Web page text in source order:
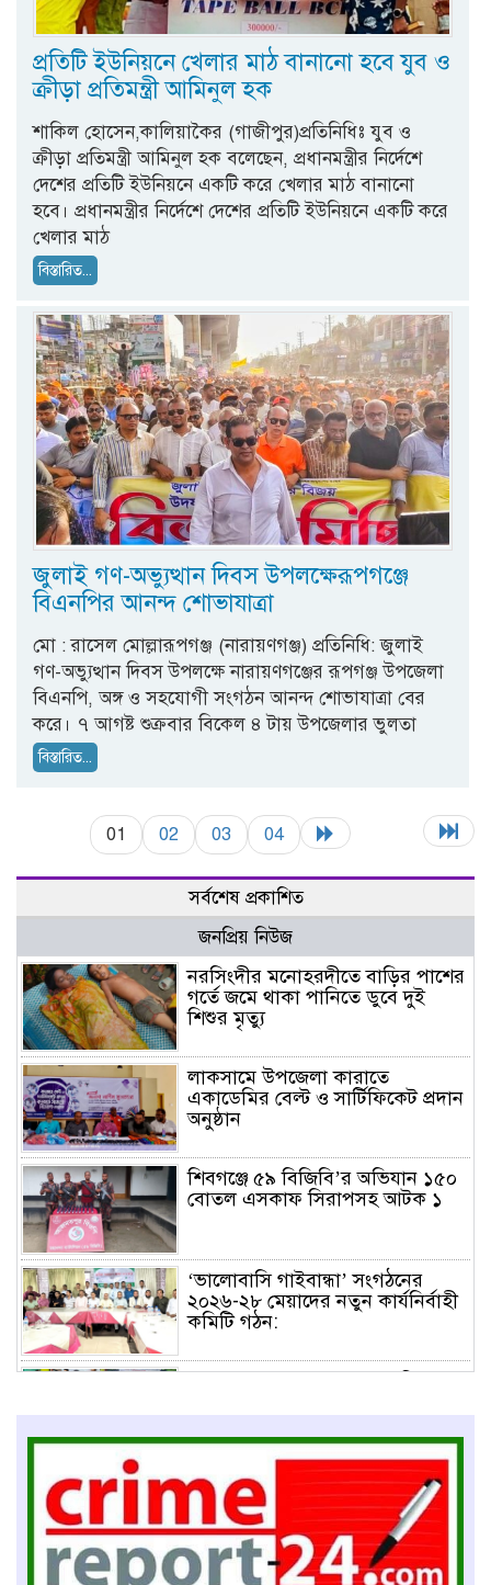
প্রতিটি ইউনিয়নে খেলার মাঠ বানানো হবে যুব ও
ক্রীড়া প্রতিমন্ত্রী আমিনুল হক
শাকিল হোসেন,কালিয়াকৈর (গাজীপুর)প্রতিনিধিঃ যুব ও
ক্রীড়া প্রতিমন্ত্রী আমিনুল হক বলেছেন, প্রধানমন্ত্রীর নির্দেশে
দেশের প্রতিটি ইউনিয়নে একটি করে খেলার মাঠ বানানো
হবে। প্রধানমন্ত্রীর নির্দেশে দেশের প্রতিটি ইউনিয়নে একটি করে
খেলার মাঠ
বিস্তারিত...
জুলাই গণ-অভ্যুত্থান দিবস উপলক্ষেরূপগঞ্জে
বিএনপির আনন্দ শোভাযাত্রা
মো : রাসেল মোল্লারূপগঞ্জ (নারায়ণগঞ্জ) প্রতিনিধি: জুলাই
গণ-অভ্যুত্থান দিবস উপলক্ষে নারায়ণগঞ্জের রূপগঞ্জ উপজেলা
বিএনপি, অঙ্গ ও সহযোগী সংগঠন আনন্দ শোভাযাত্রা বের
করে। ৭ আগষ্ট শুক্রবার বিকেল ৪ টায় উপজেলার ভুলতা
বিস্তারিত...
01 02 03 04
সর্বশেষ প্রকাশিত
জনপ্রিয় নিউজ
নরসিংদীর মনোহরদীতে বাড়ির পাশের
গর্তে জমে থাকা পানিতে ডুবে দুই
শিশুর মৃত্যু
লাকসামে উপজেলা কারাতে
একাডেমির বেল্ট ও সার্টিফিকেট প্রদান
অনুষ্ঠান
শিবগঞ্জে ৫৯ বিজিবি’র অভিযান ১৫০
বোতল এসকাফ সিরাপসহ আটক ১
‘ভালোবাসি গাইবান্ধা’ সংগঠনের
২০২৬-২৮ মেয়াদের নতুন কার্যনির্বাহী
কমিটি গঠন:
সংবর্ধনা
বৈলর বাঁশকুড়িতে যুব সমাজের
উদ্যোগে জমজমাট হা-ডু-ডু খেলা